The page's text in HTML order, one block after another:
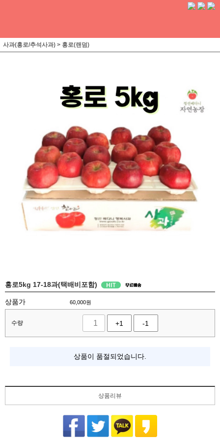
사과(홍로/추석사과) > 홍로(랜덤)
홍로5kg 17-18과(택배비포함)
상품가 60,000원
수량 +1 -1
상품이 품절되었습니다.
상품리뷰